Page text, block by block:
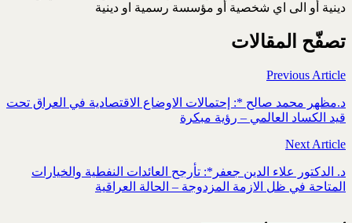
دينية أو الى اي شخصية أو مؤسسة رسمية او دينية
تصفّح المقالات
Previous Article
د.مظهر محمد صالح *: إحتمالات الاوضاع الاقتصادية في العراق تحت
قيد الكساد العالمي – رؤية مبكرة
Next Article
د. الدكتور علاء الدين جعفر*: تأرجح العائدات النفطية والخيارات
المتاحة في ظل الازمة المزدوجة – الحالة العراقية